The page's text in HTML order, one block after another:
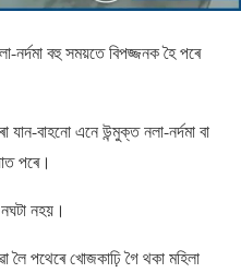
বহু সময়তে বিপজ্জনক হৈ পৰে
বাহনাে এনে উন্মুক্ত নলা-নৰ্দমা বা
পৰে।
নহয়।
পথেৰে খােজকাঢ়ি গৈ থকা মহিলা